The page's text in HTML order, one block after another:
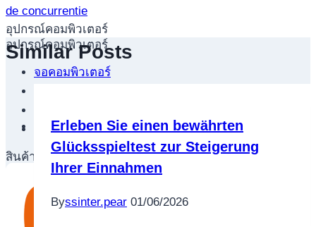
อุปกรณ์คอมพิวเตอร์
อุปกรณ์คอมพิวเตอร์
จอคอมพิวเตอร์
กล้องแว็บแคม
สินค้าตามแบรนด์
de concurrentie
Similar Posts
Erleben Sie einen bewährten
Glücksspieltest zur Steigerung
Ihrer Einnahmen
Byssinter.pear 01/06/2026